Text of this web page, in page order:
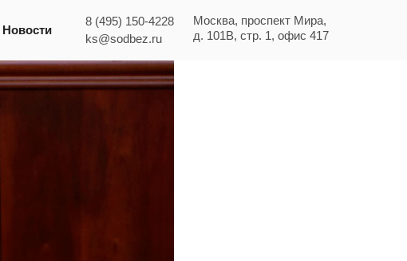
8 (495) 150-4228
ks@sodbez.ru
Новости
Москва, проспект Мира,
д. 101В, стр. 1, офис 417